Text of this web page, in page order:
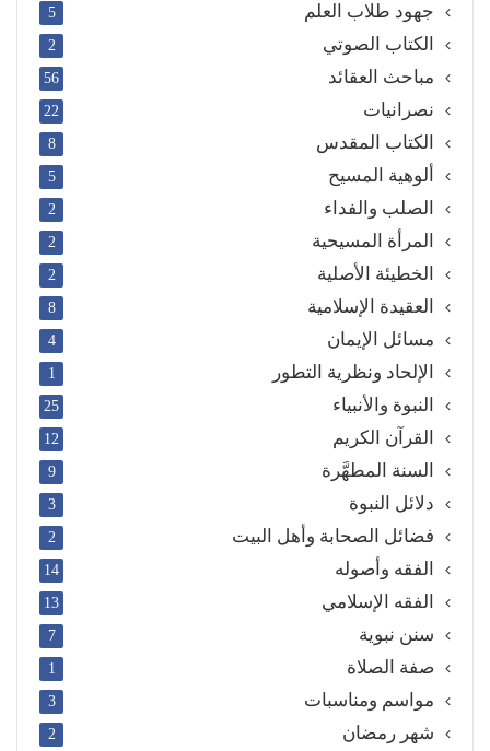
جهود طلاب العلم 5
الكتاب الصوتي 2
مباحث العقائد 56
نصرانيات 22
الكتاب المقدس 8
ألوهية المسيح 5
الصلب والفداء 2
المرأة المسيحية 2
الخطيئة الأصلية 2
العقيدة الإسلامية 8
مسائل الإيمان 4
الإلحاد ونظرية التطور 1
النبوة والأنبياء 25
القرآن الكريم 12
السنة المطهَّرة 9
دلائل النبوة 3
فضائل الصحابة وأهل البيت 2
الفقه وأصوله 14
الفقه الإسلامي 13
سنن نبوية 7
صفة الصلاة 1
مواسم ومناسبات 3
شهر رمضان 2